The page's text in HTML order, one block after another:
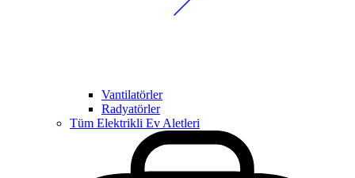
Vantilatörler
Radyatörler
Tüm Elektrikli Ev Aletleri